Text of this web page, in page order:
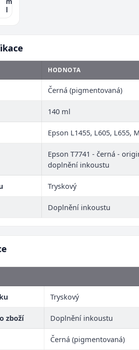
l
HODNOTA
Černá (pigmentovaná)
140 ml
Epson L1455, L605, L655,
Epson T7741 - černá -
doplnění inkoustu
Tryskový
Doplnění inkoustu
Tryskový
zboží Doplnění inkoustu
Černá (pigmentovaná)